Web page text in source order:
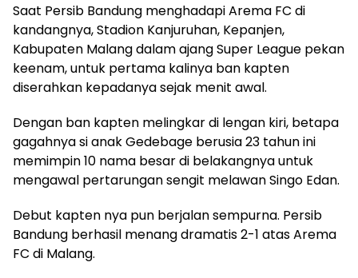
Saat Persib Bandung menghadapi Arema FC di
kandangnya, Stadion Kanjuruhan, Kepanjen,
Kabupaten Malang dalam ajang Super League pekan
keenam, untuk pertama kalinya ban kapten
diserahkan kepadanya sejak menit awal.
Dengan ban kapten melingkar di lengan kiri, betapa
gagahnya si anak Gedebage berusia 23 tahun ini
memimpin 10 nama besar di belakangnya untuk
mengawal pertarungan sengit melawan Singo Edan.
Debut kapten nya pun berjalan sempurna. Persib
Bandung berhasil menang dramatis 2-1 atas Arema
FC di Malang.